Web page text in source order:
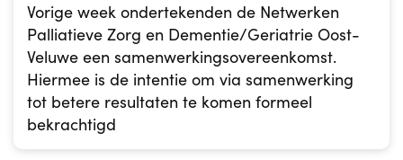
Vorige week ondertekenden de Netwerken
Palliatieve Zorg en Dementie/Geriatrie Oost-
Veluwe een samenwerkingsovereenkomst.
Hiermee is de intentie om via samenwerking
tot betere resultaten te komen formeel
bekrachtigd